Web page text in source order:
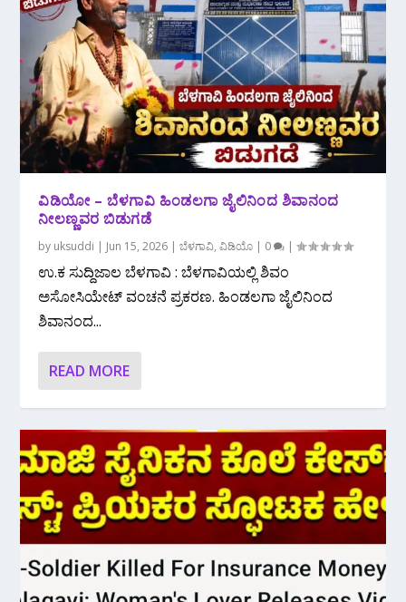
ವಿಡಿಯೋ – ಬೆಳಗಾವಿ ಹಿಂಡಲಗಾ ಜೈಲಿನಿಂದ ಶಿವಾನಂದ
ನೀಲಣ್ಣವರ ಬಿಡುಗಡೆ
by uksuddi | Jun 15, 2026 |ಬೆಳಗಾವಿ,ವಿಡಿಯೊ | 0 |
ಉ.ಕ ಸುದ್ದಿಜಾಲ ಬೆಳಗಾವಿ : ಬೆಳಗಾವಿಯಲ್ಲಿ ಶಿವಂ
ಅಸೋಸಿಯೇಟ್ ವಂಚನೆ ಪ್ರಕರಣ.‌ ಹಿಂಡಲಗಾ ಜೈಲಿನಿಂದ
ಶಿವಾನಂದ...
READ MORE